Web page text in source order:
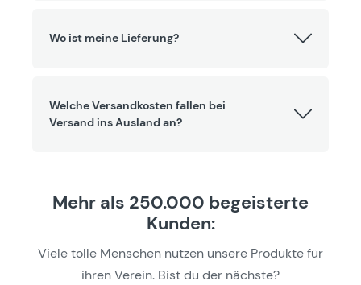
Wo ist meine Lieferung?
Welche Versandkosten fallen bei
Versand ins Ausland an?
Mehr als 250.000 begeisterte
Kunden:
Viele tolle Menschen nutzen unsere Produkte für
ihren Verein. Bist du der nächste?